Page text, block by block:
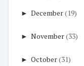
► December(19)
► November(33)
► October(31)